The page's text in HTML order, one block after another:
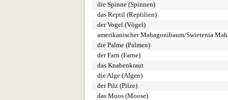
die Spinne (Spinnen)
das Reptil (Reptilien)
der Vogel (Vögel)
amerikanischer Mahagonibaum/Swietenia
die Palme (Palmen)
der Farn (Farne)
das Knabenkraut
die Alge (Algen)
der Pilz (Pilze)
das Moos (Moose)